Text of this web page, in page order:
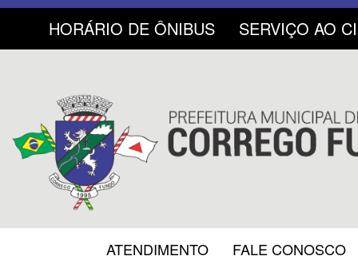
HORÁRIO DE ÔNIBUS SERVIÇO AO
ATENDIMENTO FALE CONOSCO